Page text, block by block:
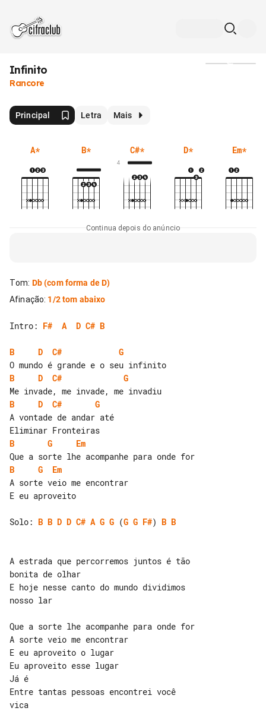
Infinito
Rancore
Principal Letra Mais
A* B* C#*
4
D* Em*
Continua depois do anúncio
Tom: Db(com forma de D)
Afinação: 1/2 tom abaixo
Intro: F# A D C# B
B D C#
G
B
D C#
G
B
D C#
G
A vontade de andar até
B
G
Em
B
G
Em
A sorte veio me encontrar
E eu aproveito
Solo: B B D D C# A G G (G G F#) B B
A estrada que percorremos juntos é tão
bonita de olhar
E hoje nesse canto do mundo dividimos
nosso lar
Que a sorte lhe acompanhe para onde for
A sorte veio me encontrar
E eu aproveito o lugar
Eu aproveito esse lugar
Já é
Entre tantas pessoas encontrei você
vica